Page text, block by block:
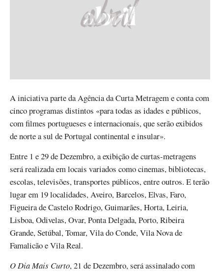
A iniciativa parte da Agência da Curta Metragem e conta com
cinco programas distintos «para todas as idades e públicos,
com filmes portugueses e internacionais, que serão exibidos
de norte a sul de Portugal continental e insular».
Entre 1 e 29 de Dezembro, a exibição de curtas-metragens
será realizada em locais variados como cinemas, bibliotecas,
escolas, televisões, transportes públicos, entre outros. E terão
lugar em 19 localidades, Aveiro, Barcelos, Elvas, Faro,
Figueira de Castelo Rodrigo, Guimarães, Horta, Leiria,
Lisboa, Odivelas, Ovar, Ponta Delgada, Porto, Ribeira
Grande, Setúbal, Tomar, Vila do Conde, Vila Nova de
Famalicão e Vila Real.
O Dia Mais Curto, 21 de Dezembro, será assinalado com